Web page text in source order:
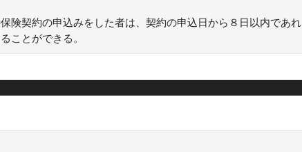
険契約の申込みをした者は、契約の申込日から８日以内であれ
ことができる。